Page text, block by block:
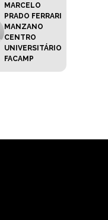
MARCELO
PRADO FERRARI
MANZANO
CENTRO
UNIVERSITÁRIO
FACAMP